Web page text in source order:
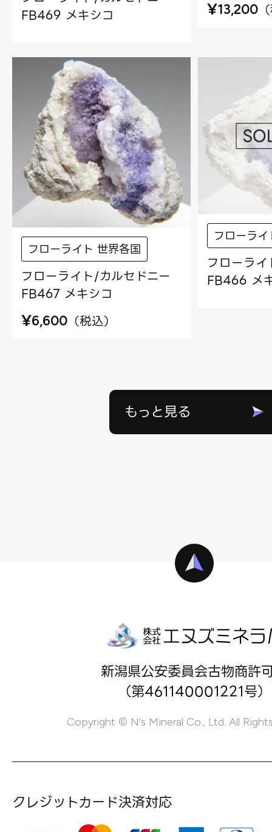
FB469 メキシコ
¥13,200 （
フローライト 世界各国
フローライト/カルセドニー
FB467 メキシコ
¥6,600 （税込）
フローラ
フローラ
FB466 メ
もっと見る
新潟県公安委員会古物商許
（第461140001221号）
Copyright © N's Mineral Co., Ltd. All
クレジットカード決済対応